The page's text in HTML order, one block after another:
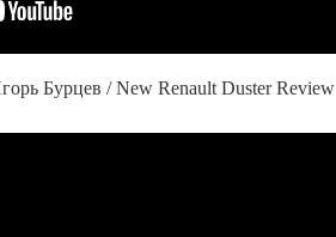
Бурцев / New Renault Duster Review